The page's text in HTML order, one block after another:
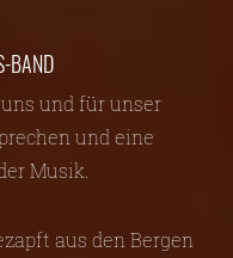
BAND
und für unser
und eine
Musik.
aus den Bergen